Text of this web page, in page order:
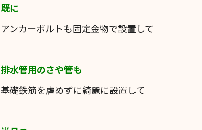
既に
アンカーボルトも固定金物で設置して
排水管用のさや管も
基礎鉄筋を虐めずに綺麗に設置して